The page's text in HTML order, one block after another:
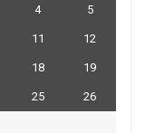
4 5
11 12
18 19
25 26